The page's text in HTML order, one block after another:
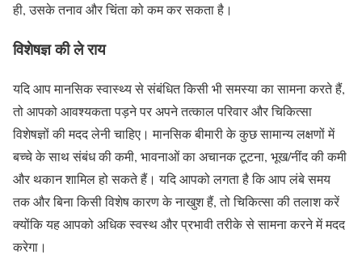
ही, उसके तनाव और चिंता को कम कर सकता है।
विशेषज्ञ की ले राय
यदि आप मानसिक स्वास्थ्य से संबंधित किसी भी समस्या का सामना करते हैं,
तो आपको आवश्यकता पड़ने पर अपने तत्काल परिवार और चिकित्सा
विशेषज्ञों की मदद लेनी चाहिए। मानसिक बीमारी के कुछ सामान्य लक्षणों में
बच्चे के साथ संबंध की कमी, भावनाओं का अचानक टूटना, भूख/नींद की कमी
और थकान शामिल हो सकते हैं। यदि आपको लगता है कि आप लंबे समय
तक और बिना किसी विशेष कारण के नाखुश हैं, तो चिकित्सा की तलाश करें
क्योंकि यह आपको अधिक स्वस्थ और प्रभावी तरीके से सामना करने में मदद
करेगा।